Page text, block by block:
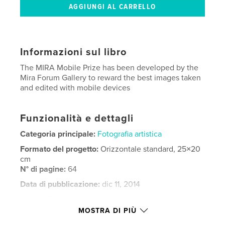
Informazioni sul libro
The MIRA Mobile Prize has been developed by the
Mira Forum Gallery to reward the best images taken
and edited with mobile devices
Funzionalità e dettagli
Categoria principale: Fotografia artistica
Formato del progetto:Orizzontale standard, 25×20
cm
N° di pagine: 64
Data di pubblicazione: dic 11, 2014
MOSTRA DI PIÙ